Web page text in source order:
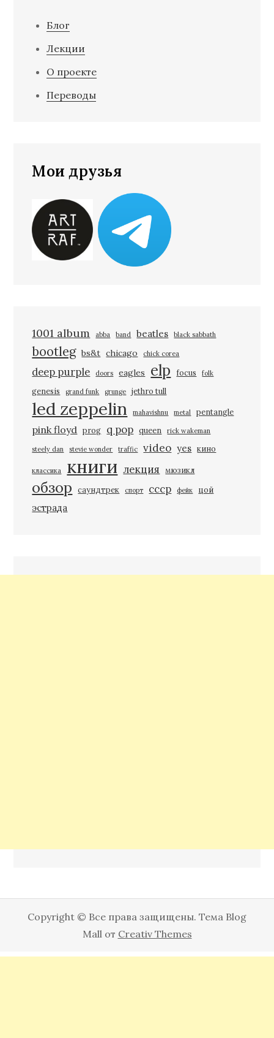
Блог
Лекции
О проекте
Переводы
Мои друзья
1001 album abba band beatles black sabbath
bootleg bs&t chicago chick corea
deep purple doors eagles elp focus folk
genesis grand funk grunge jethro tull
led zeppelin mahavishnu metal pentangle
pink floyd prog q pop queen rick wakeman
steely dan stevie wonder traffic video yes кино
классика книги лекция мюзикл
обзор саундтрек спорт ссср фейк цой
эстрада
Copyright © Все права защищены. Тема Blog
Mall от Creativ Themes